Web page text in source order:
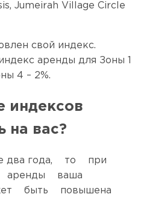
Jumeirah Village Circle
свой индекс.
аренды для Зоны 1
4 – 2%.
индексов
на вас?
два года, то при
аренды ваша
быть повышена